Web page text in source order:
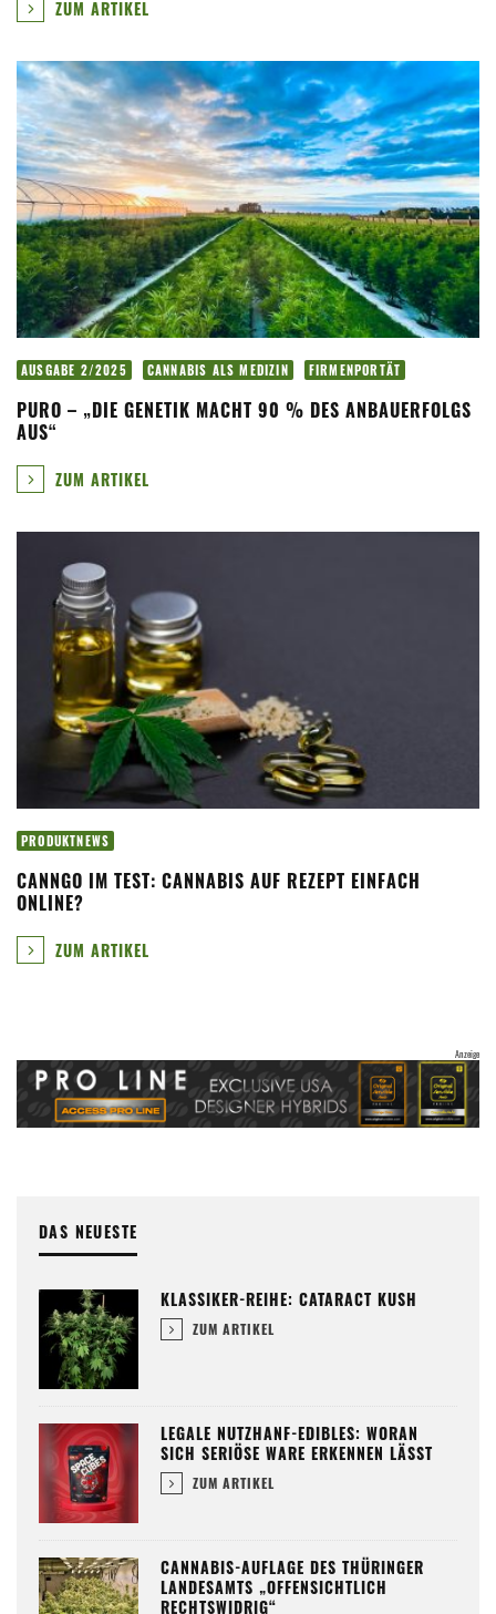
ZUM ARTIKEL
AUSGABE 2/2025 CANNABIS ALS MEDIZIN FIRMENPORTÄT
PURO – „DIE GENETIK MACHT 90 % DES ANBAUERFOLGS
AUS“
ZUM ARTIKEL
PRODUKTNEWS
CANNGO IM TEST: CANNABIS AUF REZEPT EINFACH
ONLINE?
ZUM ARTIKEL
DAS NEUESTE
KLASSIKER-REIHE: CATARACT KUSH
ZUM ARTIKEL
LEGALE NUTZHANF-EDIBLES: WORAN
SICH SERIÖSE WARE ERKENNEN LÄSST
ZUM ARTIKEL
CANNABIS-AUFLAGE DES THÜRINGER
LANDESAMTS „OFFENSICHTLICH
RECHTSWIDRIG“